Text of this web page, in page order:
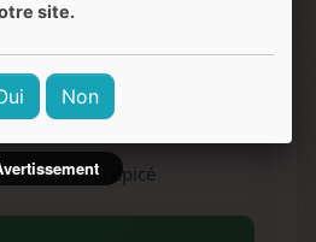
boisé, épicé
site.
Non